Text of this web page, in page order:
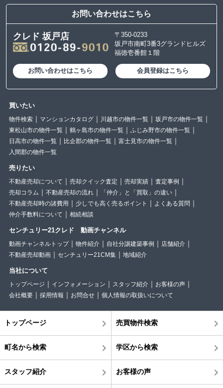
お問い合わせはこちら
クレド 坂戸店
〒350-0233
坂戸市南町3番3グランドヒルズ
福徳壱番館１階
お問い合わせはこちら 会員登録はこちら
買いたい
物件検索 マンションカタログ 川越市の物件一覧
坂戸市の物件一覧
東松山市の物件一覧
鶴ヶ島市の物件一覧
ふじみ野市の物件一覧
日高市の物件一覧
比企郡の物件一覧
富士見市の物件一覧
入間郡の物件一覧
売りたい
不動産売却について 売却クイック査定 売却実績
査定事例
売却コラム
不動産売却の流れ
「仲介」と「買取」の違い
不動産売却時の諸費用
少しでも高く売るポイント
よくある質問
仲介手数料について
相続相談
センチュリー21クレド 動画チャンネル
動画チャンネルトップ 物件紹介 自社分譲建築事例
店舗紹介
不動産売却動画
センチュリー21CM集 地域紹介
当社について
トップページ インフォメーション スタッフ紹介
お客様の声
会社概要
採用情報 お問合せ 個人情報の取扱いについて
トップページ 売買物件検索
町名から検索 学区から検索
スタッフ紹介 お客様の声